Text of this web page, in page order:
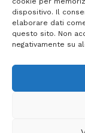
dispositivo. Il
elaborare dati
questo sito. Non
negativamente su
7